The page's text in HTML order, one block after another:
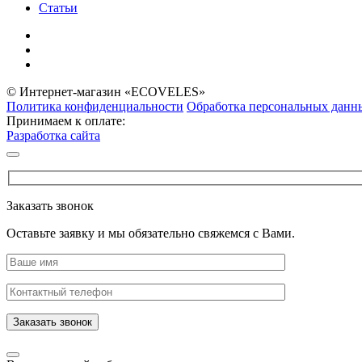
Статьи
© Интернет-магазин «ECOVELES»
Политика конфиденциальности Обработка персональных
Принимаем к оплате:
Разработка сайта
Заказать звонок
Оставьте заявку и мы обязательно свяжемся с Вами.
Заказать звонок